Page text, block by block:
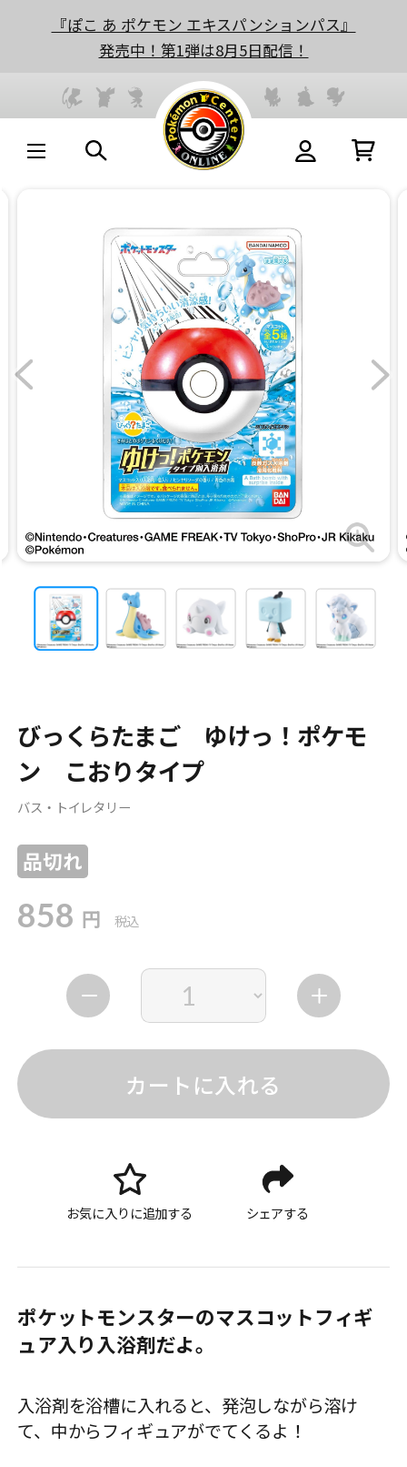
『ぽこ あ ポケモン エキスパンションパス』
発売中！第1弾は8月5日配信！
びっくらたまご ゆけっ！ポケモ
ン こおりタイプ
バス・トイレタリー
品切れ
858 円 税込
カートに入れる
お気に入りに追加する シェアする
ポケットモンスターのマスコットフィギ
ュア入り入浴剤だよ。
入浴剤を浴槽に入れると、発泡しながら溶け
て、中からフィギュアがでてくるよ！